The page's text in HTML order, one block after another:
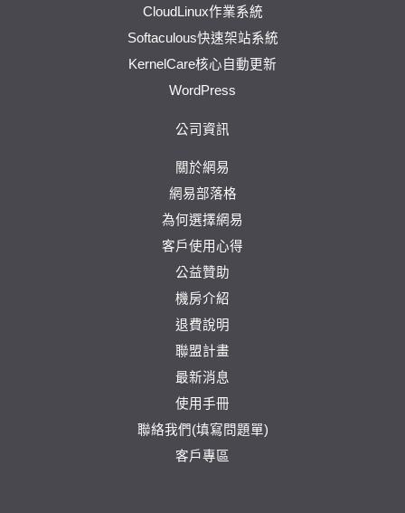
CloudLinux作業系統
Softaculous快速架站系統
KernelCare核心自動更新
WordPress
公司資訊
關於網易
網易部落格
為何選擇網易
客戶使用心得
公益贊助
機房介紹
退費說明
聯盟計畫
最新消息
使用手冊
聯絡我們(填寫問題單)
客戶專區